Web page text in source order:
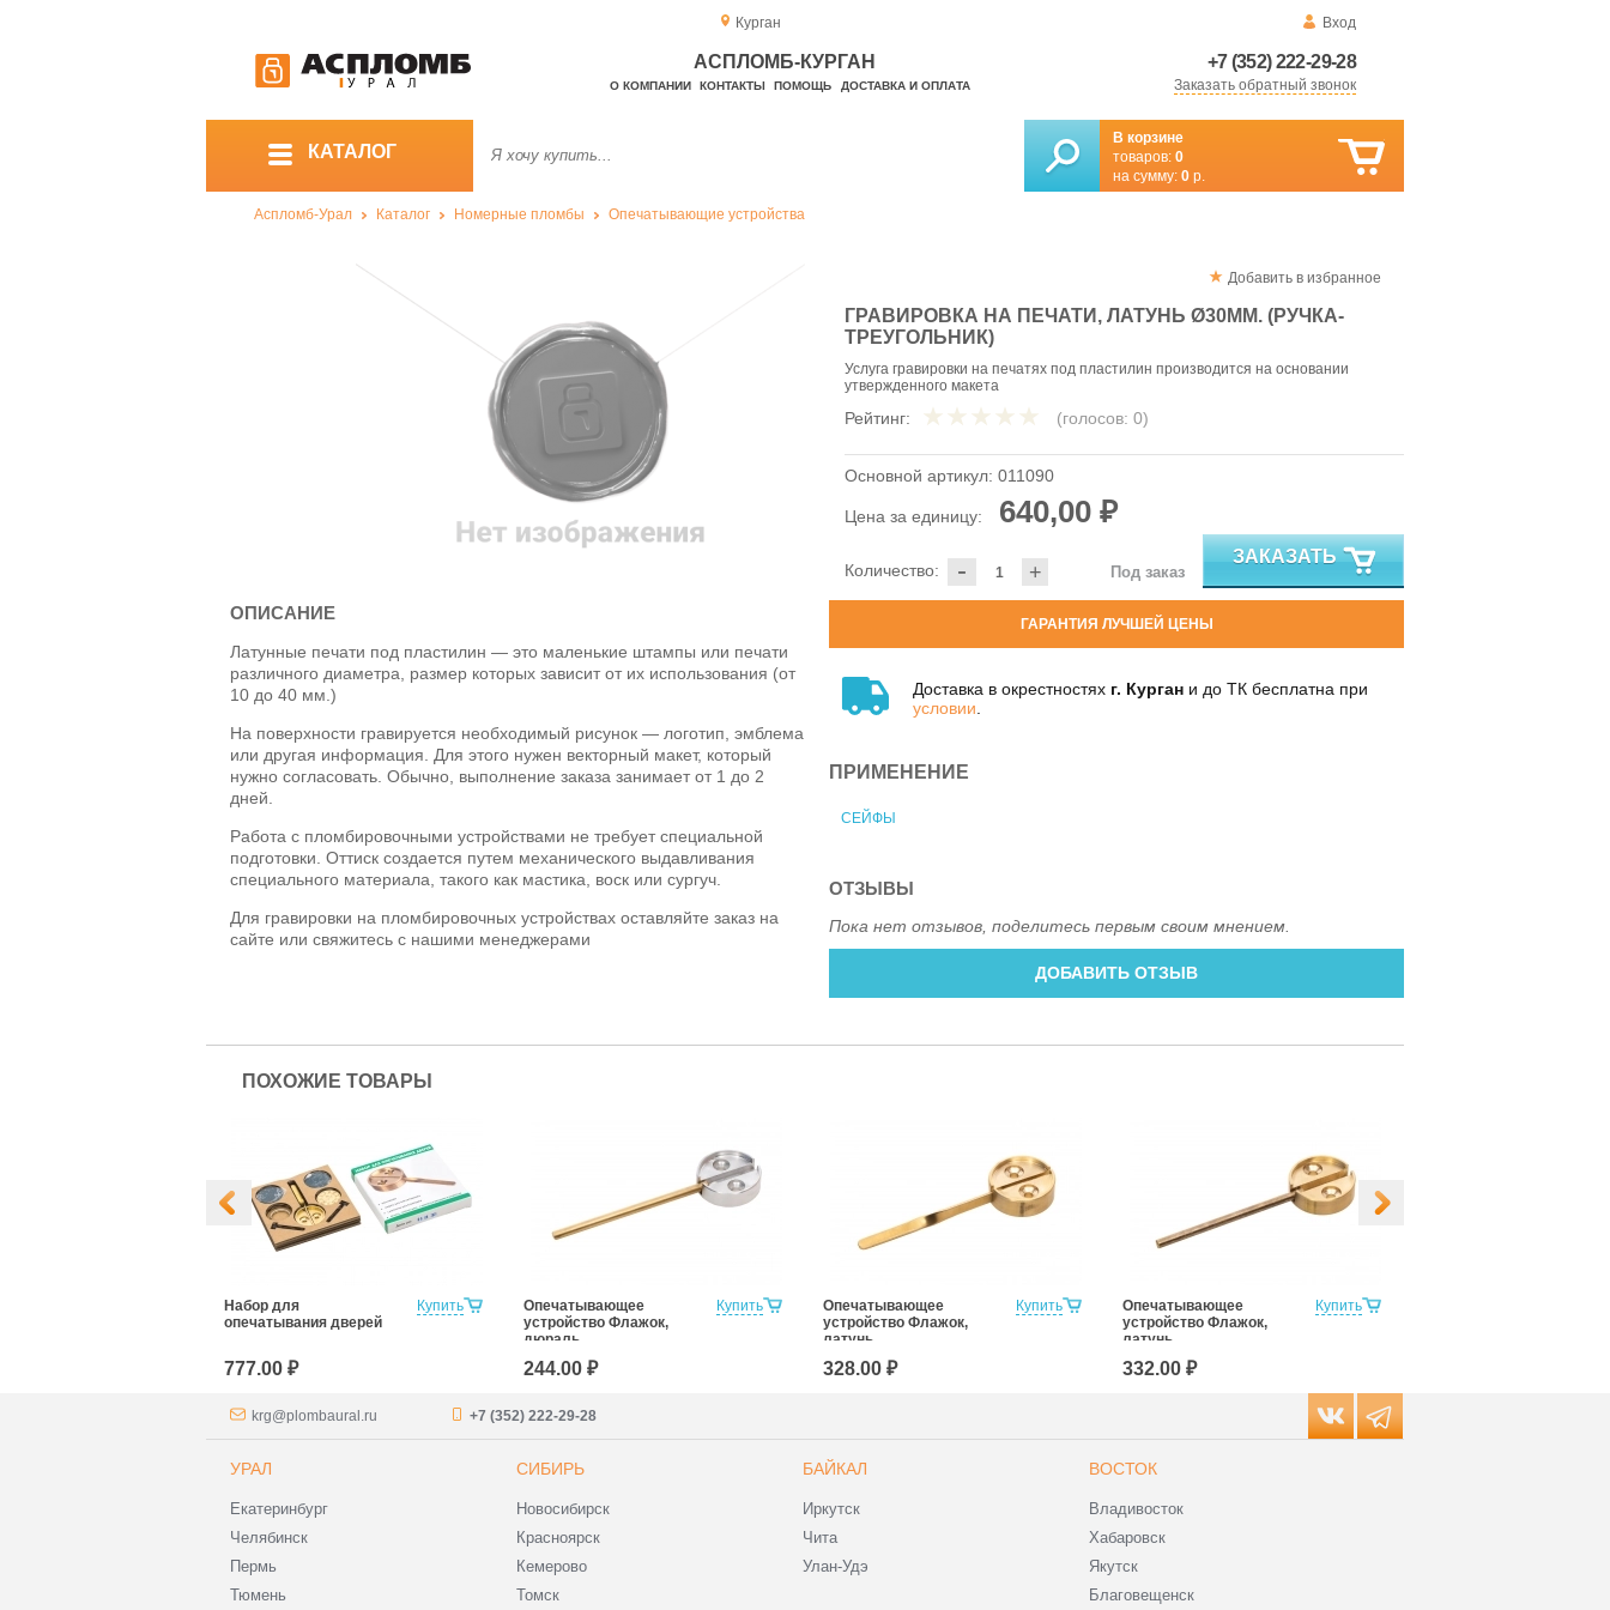
Курган Вход
+7 (352) 222-29-28
Заказать обратный звонок
АСПЛОМБ-КУРГАН
О КОМПАНИИ КОНТАКТЫ ПОМОЩЬ ДОСТАВКА И ОПЛАТА
КАТАЛОГ
В корзине
товаров: 0
на сумму: 0 р.
Аспломб-Урал Каталог Номерные пломбы Опечатывающие устройства
Добавить в избранное
ГРАВИРОВКА НА ПЕЧАТИ, ЛАТУНЬ Ø30ММ. (РУЧКА-
ТРЕУГОЛЬНИК)
Услуга гравировки на печатях под пластилин производится на основании
утвержденного макета
Рейтинг: (голосов: 0)
Основной артикул: 011090
Цена за единицу: 640,00 ₽
- +
Количество: Под заказ
ЗАКАЗАТЬ
ГАРАНТИЯ ЛУЧШЕЙ ЦЕНЫ
Доставка в окрестностях г. Курган и до ТК бесплатна при
условии
ПРИМЕНЕНИЕ
СЕЙФЫ
ОПИСАНИЕ
Латунные печати под пластилин — это маленькие штампы или печати
различного диаметра, размер которых зависит от их использования (от
10 до 40 мм.)
На поверхности гравируется необходимый рисунок — логотип, эмблема
или другая информация. Для этого нужен векторный макет, который
нужно согласовать. Обычно, выполнение заказа занимает от 1 до 2
дней.
Работа с пломбировочными устройствами не требует специальной
подготовки. Оттиск создается путем механического выдавливания
специального материала, такого как мастика, воск или сургуч.
Для гравировки на пломбировочных устройствах оставляйте заказ на
сайте или свяжитесь с нашими менеджерами
ОТЗЫВЫ
Пока нет отзывов, поделитесь первым своим мнением.
ДОБАВИТЬ ОТЗЫВ
ПОХОЖИЕ ТОВАРЫ
Купить
Набор для
опечатывания дверей
777.00 ₽
Купить
Опечатывающее
устройство Флажок,
дюраль
244.00 ₽
Купить
Опечатывающее
устройство Флажок,
латунь
328.00 ₽
Купить
Опечатывающее
устройство Флажок,
латунь
332.00 ₽
krg@plombaural.ru +7 (352) 222-29-28
УРАЛ
Екатеринбург
Челябинск
Пермь
Тюмень
СИБИРЬ
Новосибирск
Красноярск
Кемерово
Томск
БАЙКАЛ
Иркутск
Чита
Улан-Удэ
ВОСТОК
Владивосток
Хабаровск
Якутск
Благовещенск